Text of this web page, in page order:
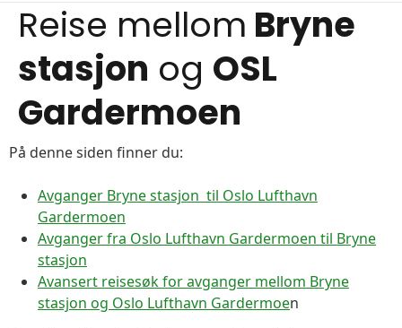
Reise mellom Bryne
stasjon og OSL
Gardermoen
På denne siden finner du:
Avganger Bryne stasjon til Oslo Lufthavn
Gardermoen
Avganger fra Oslo Lufthavn Gardermoen til Bryne
stasjon
Avansert reisesøk for avganger mellom Bryne
stasjon og Oslo Lufthavn Gardermoen